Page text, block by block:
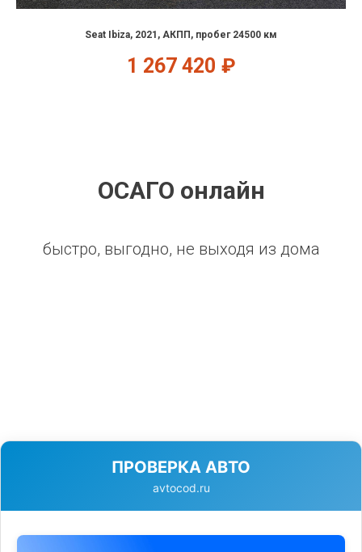
Seat Ibiza, 2021, АКПП, пробег 24500 км
1 267 420 ₽
ОСАГО онлайн
быстро, выгодно, не выходя из дома
ПРОВЕРКА АВТО
avtocod.ru